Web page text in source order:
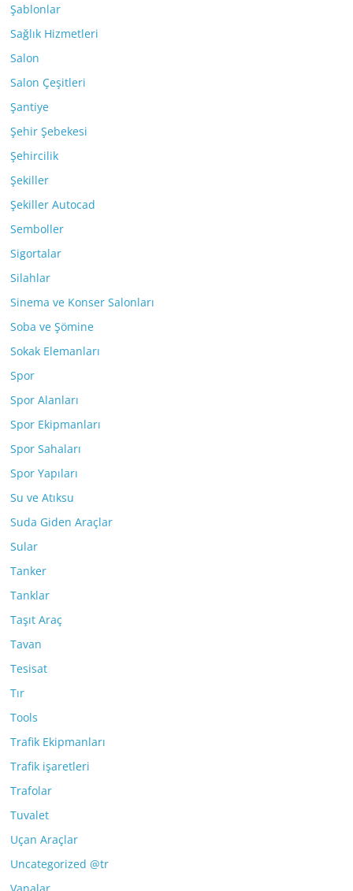
Şablonlar
Sağlık Hizmetleri
Salon
Salon Çeşitleri
Şantiye
Şehir Şebekesi
Şehircilik
Şekiller
Şekiller Autocad
Semboller
Sigortalar
Silahlar
Sinema ve Konser Salonları
Soba ve Şömine
Sokak Elemanları
Spor
Spor Alanları
Spor Ekipmanları
Spor Sahaları
Spor Yapıları
Su ve Atıksu
Suda Giden Araçlar
Sular
Tanker
Tanklar
Taşıt Araç
Tavan
Tesisat
Tır
Tools
Trafik Ekipmanları
Trafik işaretleri
Trafolar
Tuvalet
Uçan Araçlar
Uncategorized @tr